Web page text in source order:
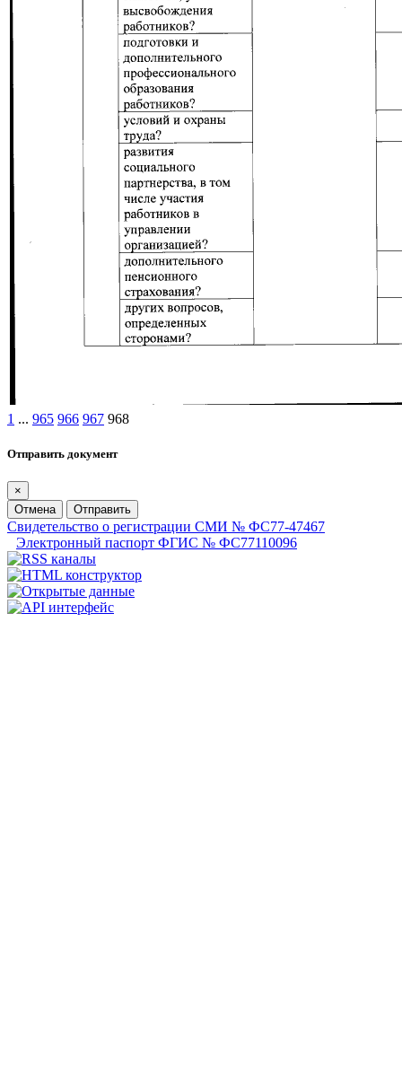
1 ... 965 966 967 968
Отправить документ
×
Отмена
Отправить
Свидетельство о регистрации СМИ № ФС77-47467
Электронный паспорт ФГИС № ФС77110096